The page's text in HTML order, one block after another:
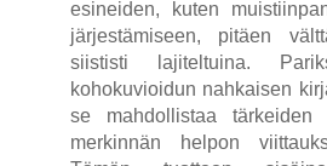
esineiden, kuten
järjestämiseen, pitäen
siististi lajiteltuina.
kohokuvioidun nahkaisen
se mahdollistaa tärkeiden
merkinnän helpon